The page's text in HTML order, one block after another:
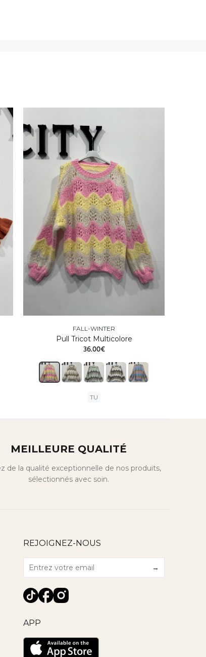
FALL-WINTER
Pull Tricot Multicolore
36.00€
TU
MEILLEURE QUALITÉ
de la qualité exceptionnelle de nos produits,
sélectionnés avec soin.
REJOIGNEZ-NOUS
→
APP